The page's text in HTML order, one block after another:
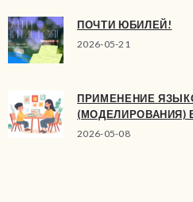
ПОЧТИ ЮБИЛЕЙ!
2026-05-21
ПРИМЕНЕНИЕ
(МОДЕЛИРОВАНИЯ)
2026-05-08